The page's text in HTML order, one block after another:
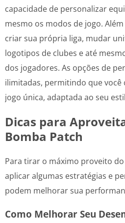
capacidade de personalizar
mesmo os modos de jogo.
criar sua própria liga, mudar
logotipos de clubes e até
dos jogadores. As opções de
ilimitadas, permitindo que você
jogo única, adaptada ao seu
Dicas para
Bomba Patch
Para tirar o máximo proveito
aplicar algumas estratégias e
podem melhorar sua
Como Melhorar Seu